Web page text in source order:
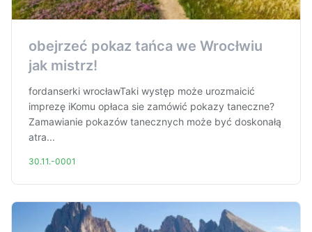
obejrzeć pokaz tańca we Wrocłwiu
jak mistrz!
fordanserki wrocławTaki występ może urozmaicić
imprezę iKomu opłaca sie zamówić pokazy taneczne?
Zamawianie pokazów tanecznych może być doskonałą
atra...
30.11.-0001